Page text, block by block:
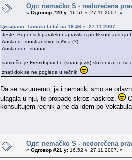
Одг: nemačko S - nedorečena
« Одговор #20 у: 16.51 ч. 27.11.2007. »
Цитирано: Tamara Letić на 16.46 ч. 27.11.2007.
Jeste. Super si ti paralelu napravila s prefiksom aus i ja
Ausland - inostranstvo, tuđina (?)
Ausländer - stranac
samo što je Fremdsprache (strani jezik) složenica, te
znati dok se ne pogleda u rečnik
Da se razumemo, ja i nemacki smo se
ulagala u nju, te propade skroz naskroz.
konsultujem recnik a ne da idem po
Одг: nemačko S - nedorečena
« Одговор #21 у: 16.52 ч. 27.11.2007. »